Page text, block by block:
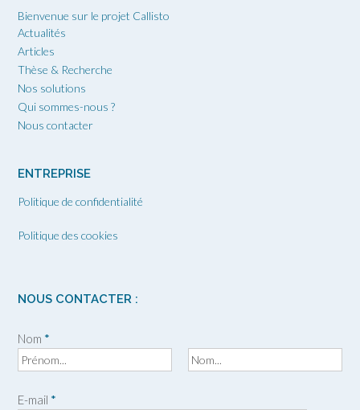
Bienvenue sur le projet Callisto
Actualités
Articles
Thèse & Recherche
Nos solutions
Qui sommes-nous ?
Nous contacter
ENTREPRISE
Politique de confidentialité
Politique des cookies
NOUS CONTACTER :
Nom *
é
E-mail *